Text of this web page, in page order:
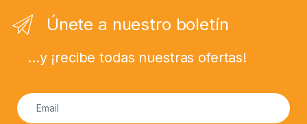
Únete a nuestro boletín
...y ¡recibe todas nuestras ofertas!